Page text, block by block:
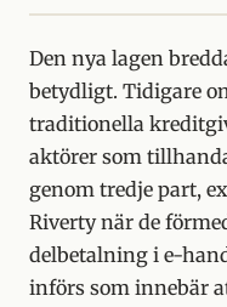
Den nya lagen
betydligt. Tidigare
traditionella
aktörer som
genom tredje part,
Riverty när de
delbetalning i e-
införs som innebär